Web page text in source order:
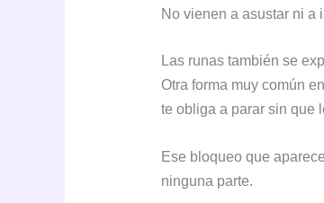
No vienen a asustar ni a
Las runas también se
Otra forma muy común
te obliga a parar sin que
Ese bloqueo que
ninguna parte.